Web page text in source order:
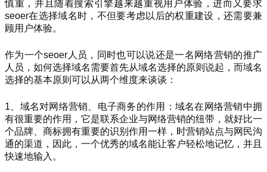
慎重，并且随着搜索引擎越来越重视用户体验，进而又要求
seoer在选择域名时，不但要考虑以后的权重建设，还需要兼
顾用户体验。
作为一个seoer人员，同时也可以说还是一名网络营销的推广
人员，如何选择域名需要首先从域名选择的原则说起，而域名
选择的基本原则可以从两个维度来谈谈：
1、域名对网络营销、电子商务的作用：域名在网络营销中拥
有很重要的作用，它是联系企业与网络营销的纽带，就好比一
个品牌、商标拥有重要的识别作用一样，时营销站点与网民沟
通的渠道，因此，一个优秀的域名能让客户轻松地记忆，并且
快速地输入。